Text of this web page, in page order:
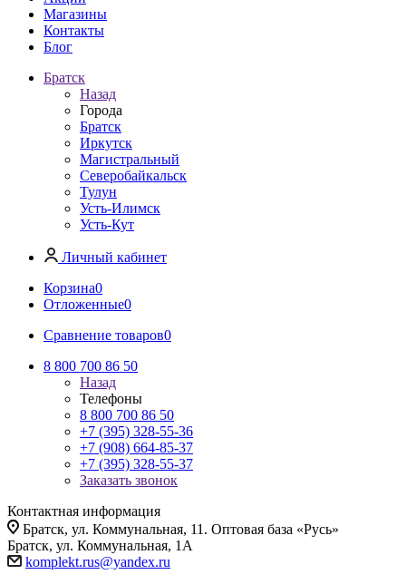
Магазины
Контакты
Блог
Братск
Назад
Города
Братск
Иркутск
Магистральный
Северобайкальск
Тулун
Усть-Илимск
Усть-Кут
Личный кабинет
Корзина0
Отложенные0
Сравнение товаров0
8 800 700 86 50
Назад
Телефоны
8 800 700 86 50
+7 (395) 328-55-36
+7 (908) 664-85-37
+7 (395) 328-55-37
Заказать звонок
Контактная информация
Братск, ул. Коммунальная, 11. Оптовая база «Русь»
Братск, ул. Коммунальная, 1А
komplekt.rus@yandex.ru